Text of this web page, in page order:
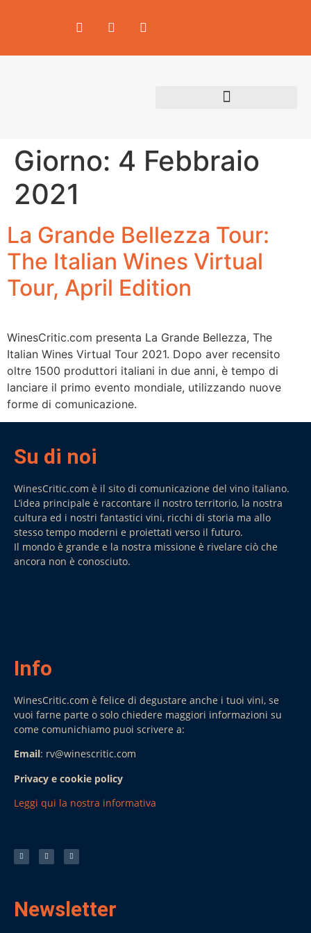
Giorno: 4 Febbraio
2021
La Grande Bellezza Tour:
The Italian Wines Virtual
Tour, April Edition
WinesCritic.com presenta La Grande Bellezza, The
Italian Wines Virtual Tour 2021. Dopo aver recensito
oltre 1500 produttori italiani in due anni, è tempo di
lanciare il primo evento mondiale, utilizzando nuove
forme di comunicazione.
Su di noi
WinesCritic.com è il sito di comunicazione del vino italiano.
L’idea principale è raccontare il nostro territorio, la nostra
cultura ed i nostri fantastici vini, ricchi di storia ma allo
stesso tempo moderni e proiettati verso il futuro.
Il mondo è grande e la nostra missione è rivelare ciò che
ancora non è conosciuto.
Info
WinesCritic.com è felice di degustare anche i tuoi vini, se
vuoi farne parte o solo chiedere maggiori informazioni su
come comunichiamo puoi scrivere a:
Email: rv@winescritic.com
Privacy e cookie policy
Leggi qui la nostra informativa
Newsletter